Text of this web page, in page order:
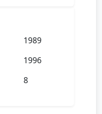
1989
1996
8